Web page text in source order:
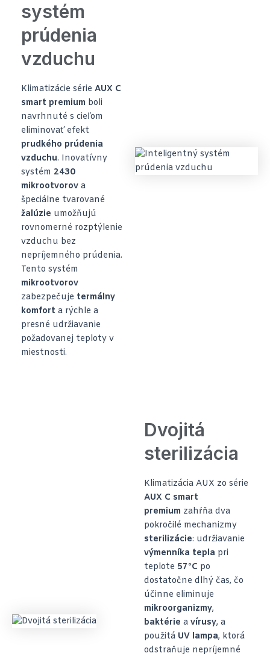
systém
prúdenia
vzduchu
Klimatizácie série AUX C
smart premium boli
navrhnuté s cieľom
eliminovať efekt
prudkého prúdenia
vzduchu. Inovatívny
systém 2430
mikrootvorov a
špeciálne tvarované
žalúzie umožňujú
rovnomerné rozptýlenie
vzduchu bez
nepríjemného prúdenia.
Tento systém
mikrootvorov
zabezpečuje termálny
komfort a rýchle a
presné udržiavanie
požadovanej teploty v
miestnosti.
Dvojitá
sterilizácia
Klimatizácia AUX zo série
AUX C smart
premium zahŕňa dva
pokročilé mechanizmy
sterilizácie: udržiavanie
výmenníka tepla pri
teplote 57°C po
dostatočne dlhý čas, čo
účinne eliminuje
mikroorganizmy,
baktérie a vírusy, a
použitá UV lampa, ktorá
odstraňuje nepríjemné